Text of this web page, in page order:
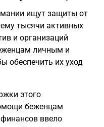
ищут защиты от
тысячи активных
и организаций
личным и
обеспечить их уход
этого
беженцам
ввело